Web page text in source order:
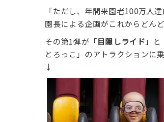
「ただし、年間来園者100万人
園長による企画がこれからどん
その第1弾が「目隠しライド 」と
とろっこ」のアトラクションに
↓